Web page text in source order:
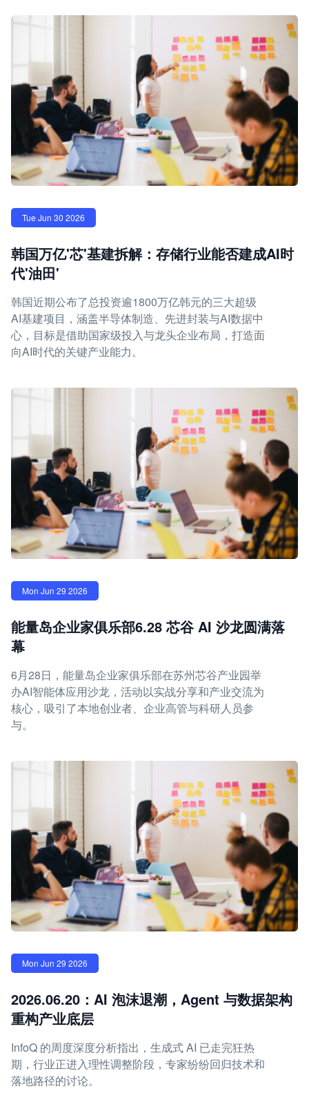
Tue Jun 30 2026
韩国万亿'芯'基建拆解：存储行业能否建成AI时
代'油田'
韩国近期公布了总投资逾1800万亿韩元的三大超级
AI基建项目，涵盖半导体制造、先进封装与AI数据中
心，目标是借助国家级投入与龙头企业布局，打造面
向AI时代的关键产业能力。
Mon Jun 29 2026
能量岛企业家俱乐部6.28 芯谷 AI 沙龙圆满落
幕
6月28日，能量岛企业家俱乐部在苏州芯谷产业园举
办AI智能体应用沙龙，活动以实战分享和产业交流为
核心，吸引了本地创业者、企业高管与科研人员参
与。
Mon Jun 29 2026
2026.06.20：AI 泡沫退潮，Agent 与数据架构
重构产业底层
InfoQ 的周度深度分析指出，生成式 AI 已走完狂热
期，行业正进入理性调整阶段，专家纷纷回归技术和
落地路径的讨论。